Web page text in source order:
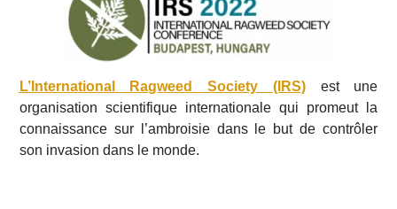
L’International Ragweed Society (IRS)est une
organisation scientifique internationale qui promeut la
connaissance sur l’ambroisie dans le but de contrôler
son invasion dans le monde.